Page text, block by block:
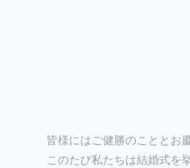
皆様にはご健勝のこととお
このたび私たちは結婚式を